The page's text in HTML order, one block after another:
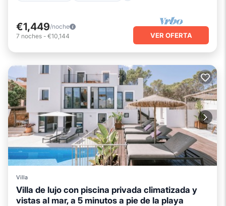
€1,449/noche
7 noches - €10,144 VER OFERTA
Villa
Villa de lujo con piscina privada climatizada y
vistas al mar, a 5 minutos a pie de la playa